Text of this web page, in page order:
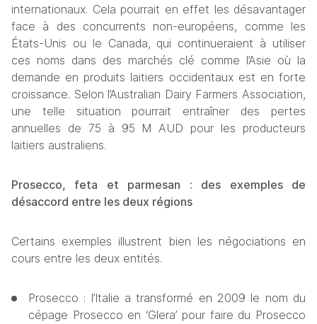
internationaux. Cela pourrait en effet les désavantager
face à des concurrents non-européens, comme les
États-Unis ou le Canada, qui continueraient à utiliser
ces noms dans des marchés clé comme l’Asie où la
demande en produits laitiers occidentaux est en forte
croissance. Selon l’Australian Dairy Farmers Association,
une telle situation pourrait entraîner des pertes
annuelles de 75 à 95 M AUD pour les producteurs
laitiers australiens.
Prosecco, feta et parmesan : des exemples de
désaccord entre les deux régions
Certains exemples illustrent bien les négociations en
cours entre les deux entités.
Prosecco : l’Italie a transformé en 2009 le nom du
cépage Prosecco en ‘Glera’ pour faire du Prosecco